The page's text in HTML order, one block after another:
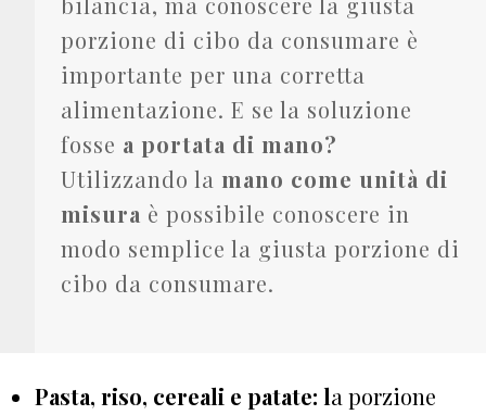
porzione di cibo da consumare è
importante per una corretta
alimentazione. E se la soluzione
fosse a portata di mano?
Utilizzando la mano come unità di
misura è possibile conoscere in
modo semplice la giusta porzione di
cibo da consumare.
Pasta, riso, cereali e patate: la porzione